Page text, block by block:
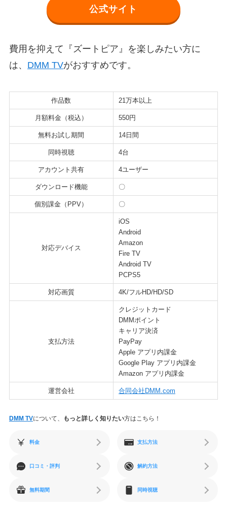
公式サイト
費用を抑えて『ズートピア』を楽しみたい方に
は、 DMM TVがおすすめです。
作品数 21万本以上
月額料金（税込） 550円
無料お試し期間 14日間
同時視聴 4台
アカウント共有 4ユーザー
ダウンロード機能 〇
個別課金（PPV） 〇
対応デバイス
iOS
Android
Amazon
Fire TV
Android TV
PCPS5
対応画質 4K/フルHD/HD/SD
支払方法
クレジットカード
DMMポイント
キャリア決済
PayPay
Apple アプリ内課金
Google Play アプリ内課金
Amazon アプリ内課金
運営会社 合同会社DMM.com
DMM TVについて、 もっと詳しく知りたい方はこちら！
料金 支払方法
口コミ・評判 解約方法
無料期間 同時視聴